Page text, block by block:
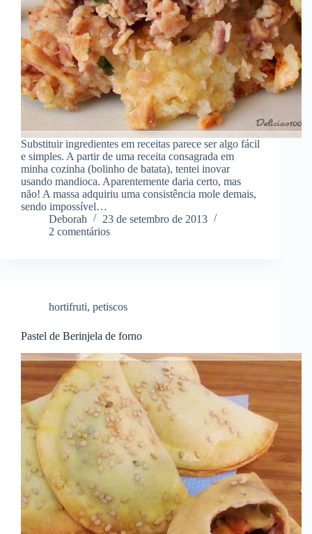
Substituir ingredientes em receitas parece ser algo fácil
e simples. A partir de uma receita consagrada em
minha cozinha (bolinho de batata), tentei inovar
usando mandioca. Aparentemente daria certo, mas
não! A massa adquiriu uma consistência mole demais,
sendo impossível…
Deborah
23 de setembro de 2013
2 comentários
hortifruti, petiscos
Pastel de Berinjela de forno